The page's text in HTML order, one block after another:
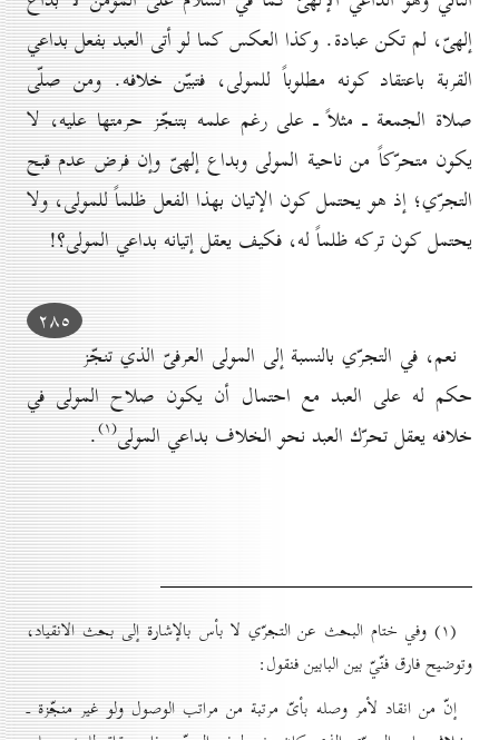
إلهىّ، لم تكن عبادة. وكذا العكس كما لو أتى العبد بفعل بداعي
القربة باعتقاد كونه مطلوباً للمولى، فتبيّن خلافه. ومن صلّى
صلاة الجمعة ـ مثلاً ـ على رغم علمه بتنجّز حرمتها عليه، لا
يكون متحرّكاً من ناحية المولى وبداع إلهىّ وإن فرض عدم قبح
التجرّي؛ إذ هو يحتمل كون الإتيان بهذا الفعل ظلماً للمولى، ولا
يحتمل كون تركه ظلماً له، فكيف يعقل إتيانه بداعي المولى؟!
۲۸٥
نعم، في التجرّي بالنسبة إلى المولى العرفىّ الذي تنجّز
حكم له على العبد مع احتمال أن يكون صلاح المولى في
خلافه يعقل تحرّك العبد نحو الخلاف بداعي المولى(۱) .
(۱) وفي ختام البحث عن التجرّي لا بأس بالإشارة إلى بحث الانقياد،
وتوضيح فارق فنّيّ بين البابين فنقول:
إنّ من انقاد لأمر وصله بأىّ مرتبة من مراتب الوصول ولو غير منجّزة ـ